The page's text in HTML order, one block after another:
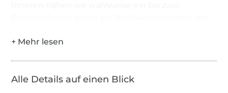
Schlüsselaufhängung sowie einen simplen
zusätzlich und vor allem bei der cleanen Variante
Alle Details auf einen Blick